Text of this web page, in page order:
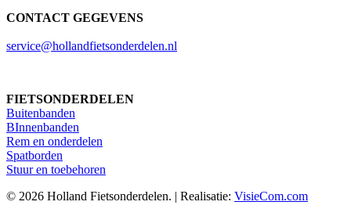
CONTACT GEGEVENS
service@hollandfietsonderdelen.nl
FIETSONDERDELEN
Buitenbanden
BInnenbanden
Rem en onderdelen
Spatborden
Stuur en toebehoren
© 2026 Holland Fietsonderdelen. | Realisatie: VisieCom.com